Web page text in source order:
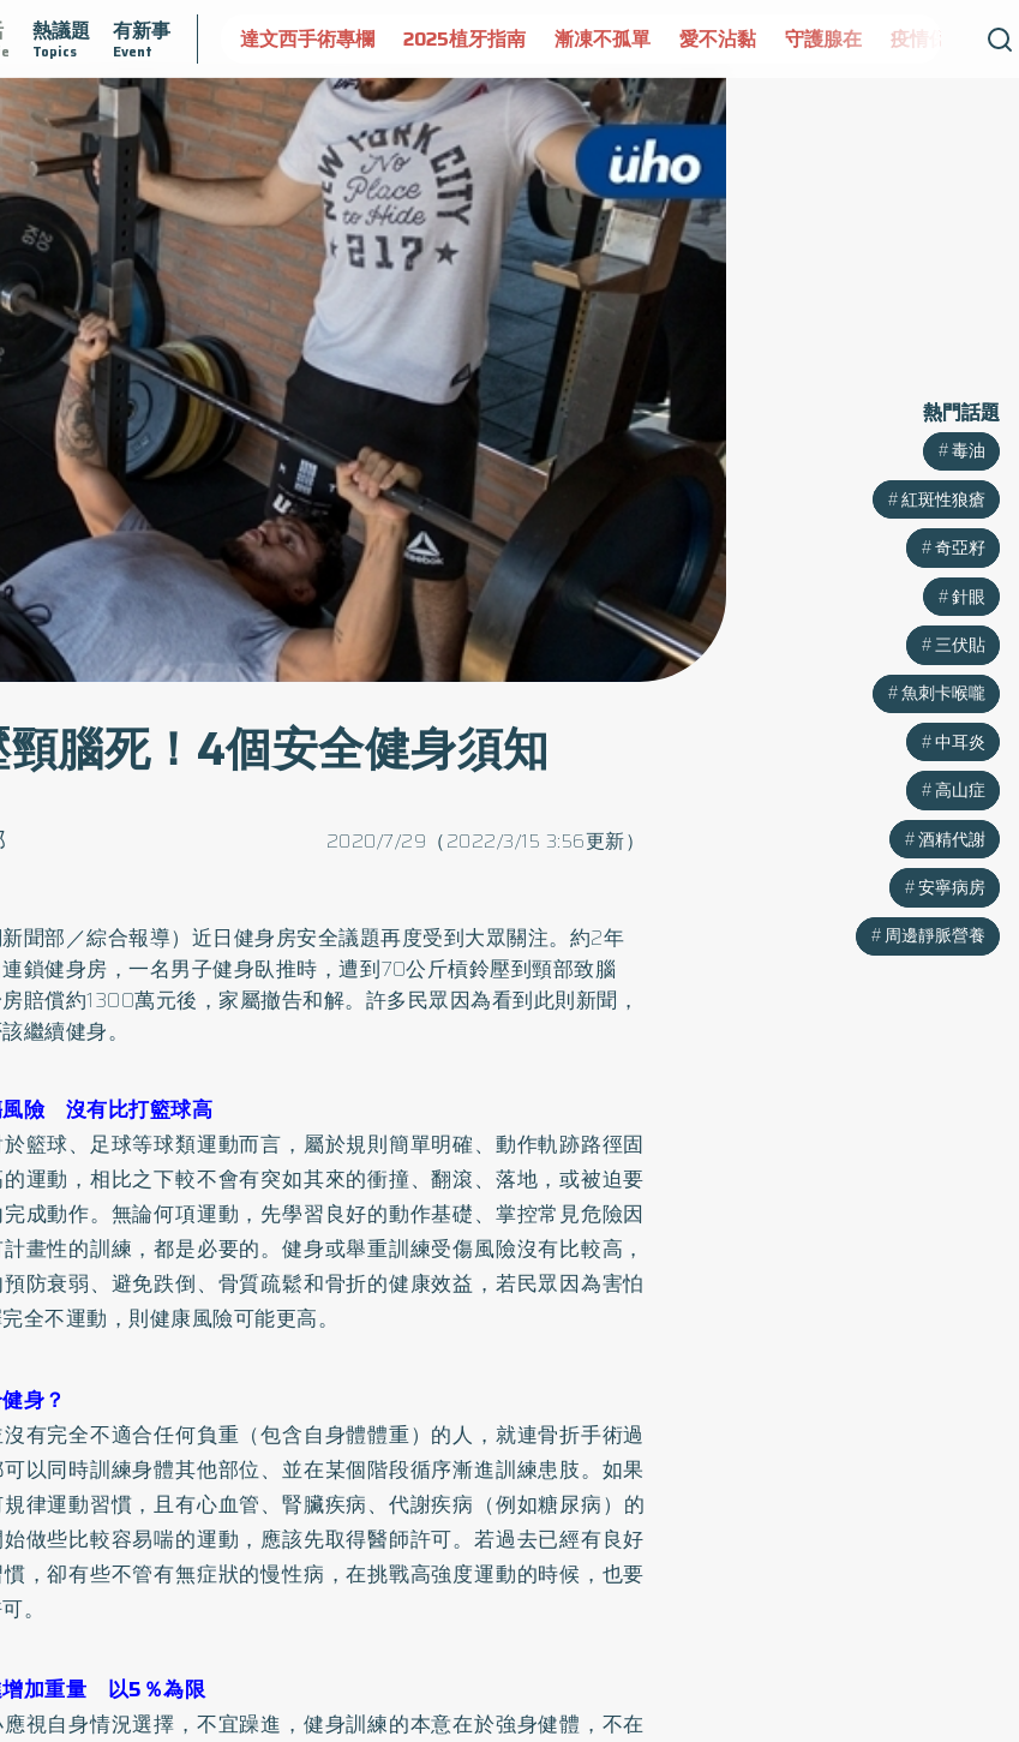
熱議題
Topics
有新事
Event
健康 達文西手術專欄 2025植牙指南 漸凍不孤單 愛不沾黏 守護腺在 疫情保衛戰 再生醫學 愛的
腦死！4個安全健身須知
2020/7/29（2022/3/15 3:56更新）
新聞部／綜合報導）近日健身房安全議題再度受到大眾關注。約2年
鎖健身房，一名男子健身臥推時，遭到70公斤槓鈴壓到頸部致腦
賠償約1300萬元後，家屬撤告和解。許多民眾因為看到此則新聞，
繼續健身。
風險 沒有比打籃球高
籃球、足球等球類運動而言，屬於規則簡單明確、動作軌跡路徑固
運動，相比之下較不會有突如其來的衝撞、翻滾、落地，或被迫要
成動作。無論何項運動，先學習良好的動作基礎、掌控常見危險因
畫性的訓練，都是必要的。健身或舉重訓練受傷風險沒有比較高，
防衰弱、避免跌倒、骨質疏鬆和骨折的健康效益，若民眾因為害怕
全不運動，則健康風險可能更高。
身？
有完全不適合任何負重（包含自身體體重）的人，就連骨折手術過
以同時訓練身體其他部位、並在某個階段循序漸進訓練患肢。如果
律運動習慣，且有心血管、腎臟疾病、代謝疾病（例如糖尿病）的
做些比較容易喘的運動，應該先取得醫師許可。若過去已經有良好
，卻有些不管有無症狀的慢性病，在挑戰高強度運動的時候，也要
。
增加重量 以5％為限
視自身情況選擇，不宜躁進，健身訓練的本意在於強身健體，不在
熱門話題
毒油
紅斑性狼瘡
奇亞籽
針眼
三伏貼
魚刺卡喉嚨
中耳炎
高山症
酒精代謝
安寧病房
周邊靜脈營養
熱門話題
毒油
紅斑性狼瘡
奇亞籽
針眼
三伏貼
魚刺卡喉嚨
中耳炎
高山症
酒精代謝
安寧病房
周邊靜脈營養